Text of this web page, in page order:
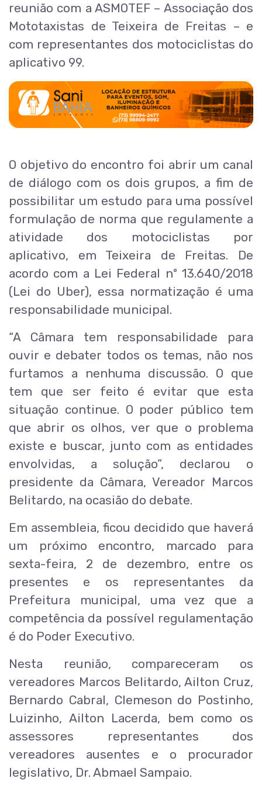
reunião com a ASMOTEF – Associação dos
Mototaxistas de Teixeira de Freitas – e
com representantes dos motociclistas do
aplicativo 99.
O objetivo do encontro foi abrir um canal
de diálogo com os dois grupos, a fim de
possibilitar um estudo para uma possível
formulação de norma que regulamente a
atividade dos motociclistas por
aplicativo, em Teixeira de Freitas. De
acordo com a Lei Federal nº 13.640/2018
(Lei do Uber), essa normatização é uma
responsabilidade municipal.
“A Câmara tem responsabilidade para
ouvir e debater todos os temas, não nos
furtamos a nenhuma discussão. O que
tem que ser feito é evitar que esta
situação continue. O poder público tem
que abrir os olhos, ver que o problema
existe e buscar, junto com as entidades
envolvidas, a solução”, declarou o
presidente da Câmara, Vereador Marcos
Belitardo, na ocasião do debate.
Em assembleia, ficou decidido que haverá
um próximo encontro, marcado para
sexta-feira, 2 de dezembro, entre os
presentes e os representantes da
Prefeitura municipal, uma vez que a
competência da possível regulamentação
é do Poder Executivo.
Nesta reunião, compareceram os
vereadores Marcos Belitardo, Ailton Cruz,
Bernardo Cabral, Clemeson do Postinho,
Luizinho, Ailton Lacerda, bem como os
assessores representantes dos
vereadores ausentes e o procurador
legislativo, Dr. Abmael Sampaio.